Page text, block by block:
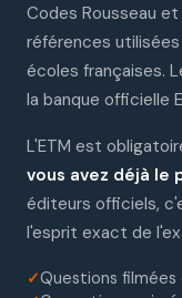
Codes Rousseau
références
écoles françaises.
la banque officielle
L'ETM est
vous avez déjà le
éditeurs officiels,
l'esprit exact de
✓Questions